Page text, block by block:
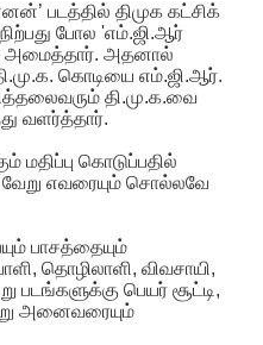
படத்தில் திமுக கட்சிக்
போல 'எம்.ஜி.ஆர்
அமைத்தார். அதனால்
கொடியை எம்.ஜி.ஆர்.
தி.மு.க.வை
வளர்த்தார்.
மதிப்பு கொடுப்பதில்
எவரையும் சொல்லவே
பாசத்தையும்
தொழிலாளி, விவசாயி,
பெயர் சூட்டி,
அனைவரையும்